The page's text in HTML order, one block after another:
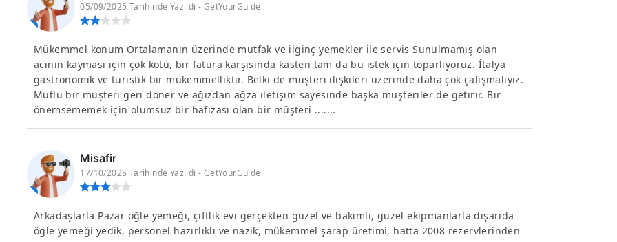
05/09/2025 Tarihinde Yazıldı - GetYourGuide
Mükemmel konum Ortalamanın üzerinde mutfak ve ilginç yemekler ile servis Sunulmamış olan
acının kayması için çok kötü, bir fatura karşısında kasten tam da bu istek için toparlıyoruz. İtalya
gastronomik ve turistik bir mükemmelliktir. Belki de müşteri ilişkileri üzerinde daha çok çalışmalıyız.
Mutlu bir müşteri geri döner ve ağızdan ağza iletişim sayesinde başka müşteriler de getirir. Bir
önemsememek için olumsuz bir hafızası olan bir müşteri .......
Misafir
17/10/2025 Tarihinde Yazıldı - GetYourGuide
Arkadaşlarla Pazar öğle yemeği, çiftlik evi gerçekten güzel ve bakımlı, güzel ekipmanlarla dışarıda
öğle yemeği yedik, personel hazırlıklı ve nazik, mükemmel şarap üretimi, hatta 2008 rezervlerinden